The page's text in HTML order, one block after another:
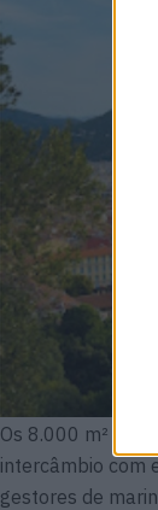
Os 8.000 m² de
intercâmbio com
gestores de